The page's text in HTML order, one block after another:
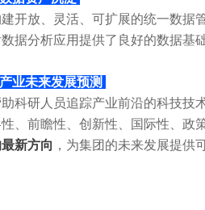
开放、灵活、可扩展的统一数据
数据分析应用提供了良好的数据基础
产业未来发展预测
科研人员追踪产业前沿的科技技
、前瞻性、创新性、国际性、政
新方向 ，为集团的未来发展提供